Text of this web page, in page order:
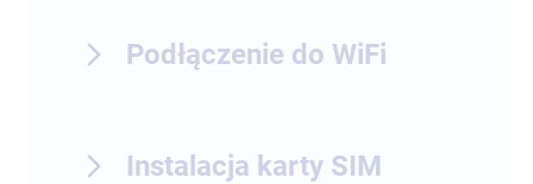
Podłączenie do WiFi
Instalacja karty SIM